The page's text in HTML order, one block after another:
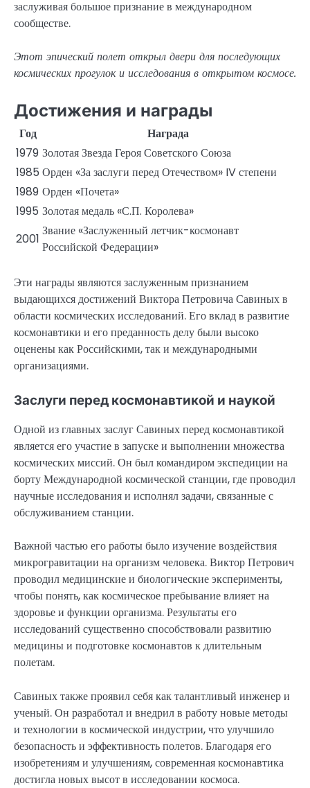
заслуживая большое признание в международном
сообществе.
Этот эпический полет открыл двери для последующих
космических прогулок и исследования в открытом космосе.
Достижения и награды
Год
Награда
1979 Золотая Звезда Героя Советского Союза
1985 Орден «За заслуги перед Отечеством» IV степени
1989 Орден «Почета»
1995 Золотая медаль «С.П. Королева»
2001
Звание «Заслуженный летчик-космонавт
Российской Федерации»
Эти награды являются заслуженным признанием
выдающихся достижений Виктора Петровича Савиных в
области космических исследований. Его вклад в развитие
космонавтики и его преданность делу были высоко
оценены как Российскими, так и международными
организациями.
Заслуги перед космонавтикой и наукой
Одной из главных заслуг Савиных перед космонавтикой
является его участие в запуске и выполнении множества
космических миссий. Он был командиром экспедиции на
борту Международной космической станции, где проводил
научные исследования и исполнял задачи, связанные с
обслуживанием станции.
Важной частью его работы было изучение воздействия
микрогравитации на организм человека. Виктор Петрович
проводил медицинские и биологические эксперименты,
чтобы понять, как космическое пребывание влияет на
здоровье и функции организма. Результаты его
исследований существенно способствовали развитию
медицины и подготовке космонавтов к длительным
полетам.
Савиных также проявил себя как талантливый инженер и
ученый. Он разработал и внедрил в работу новые методы
и технологии в космической индустрии, что улучшило
безопасность и эффективность полетов. Благодаря его
изобретениям и улучшениям, современная космонавтика
достигла новых высот в исследовании космоса.